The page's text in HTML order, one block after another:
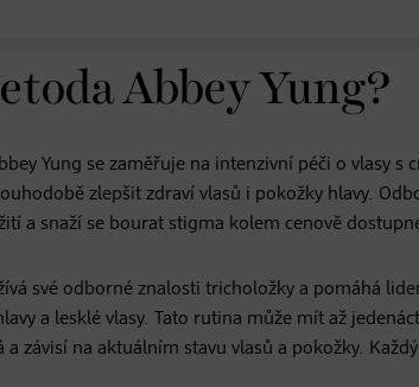
Abbey Yung?
Yung se zaměřuje na intenzivní péči o
zlepšit zdraví vlasů i pokožky hlavy.
a snaží se bourat stigma kolem cenově
své odborné znalosti tricholožky a pomáhá
a lesklé vlasy. Tato rutina může mít až
a závisí na aktuálním stavu vlasů a pokožky.